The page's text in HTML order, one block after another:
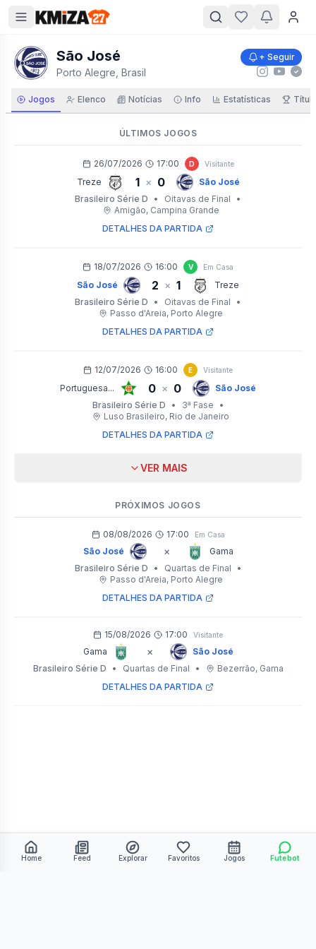
São José
Porto Alegre, Brasil
+ Seguir
Jogos Elenco Notícias Info Estatísticas
ÚLTIMOS JOGOS
26/07/2026 17:00 D Visitante
Treze 1 × 0
São José
Brasileiro Série D
• Oitavas de Final
•
Amigão, Campina Grande
DETALHES DA PARTIDA
18/07/2026 16:00 V Em Casa
São José 2 × 1
Treze
Brasileiro Série D
• Oitavas de Final
•
Passo d'Areia, Porto Alegre
DETALHES DA PARTIDA
12/07/2026 16:00 E Visitante
Portuguesa... 0 × 0
São José
Brasileiro Série D
• 3ª Fase
•
Luso Brasileiro, Rio de Janeiro
DETALHES DA PARTIDA
VER MAIS
PRÓXIMOS JOGOS
08/08/2026 17:00 Em Casa
São José ×
Gama
Brasileiro Série D
• Quartas de Final
•
Passo d'Areia, Porto Alegre
DETALHES DA PARTIDA
15/08/2026 17:00 Visitante
Gama ×
São José
Brasileiro Série D
• Quartas de Final • Bezerrão, Gama
DETALHES DA PARTIDA
Home Feed Explorar Favoritos Jogos Futebot